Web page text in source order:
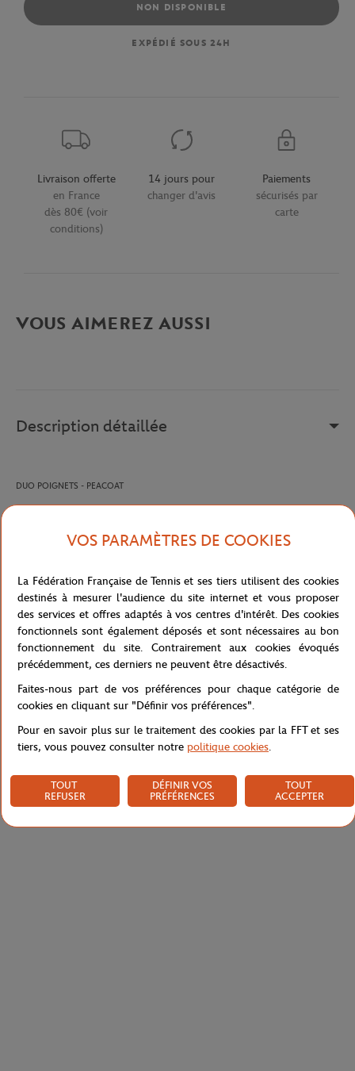
NON DISPONIBLE
EXPÉDIÉ SOUS 24H
Livraison offerte
en France
dès 80€ (voir
conditions)
14 jours pour
changer d'avis
Paiements
sécurisés par
carte
VOUS AIMEREZ AUSSI
Description détaillée
DUO POIGNETS - PEACOAT
Référence : TA13B597-410-TU
Caractéristiques
Livraison et retours
VOS PARAMÈTRES DE COOKIES
La Fédération Française de Tennis et ses tiers utilisent des cookies
destinés à mesurer l'audience du site internet et vous proposer
des services et offres adaptés à vos centres d'intérêt. Des cookies
fonctionnels sont également déposés et sont nécessaires au bon
fonctionnement du site. Contrairement aux cookies évoqués
précédemment, ces derniers ne peuvent être désactivés.
Faites-nous part de vos préférences pour chaque catégorie de
cookies en cliquant sur "Définir vos préférences".
Pour en savoir plus sur le traitement des cookies par la FFT et ses
tiers, vous pouvez consulter notre politique cookies.
TOUT
REFUSER
DÉFINIR VOS
PRÉFÉRENCES
TOUT
ACCEPTER